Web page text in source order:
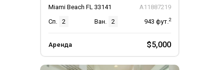
Miami Beach FL 33141
A11887219
Сп.
2 Ван. 2 943 фут.2
Аренда $5,000